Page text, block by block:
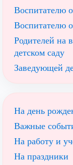
Воспитателю
Воспитателю
Родителей на
детском саду
Заведующей
На день
Важные
На работу и
На праздники